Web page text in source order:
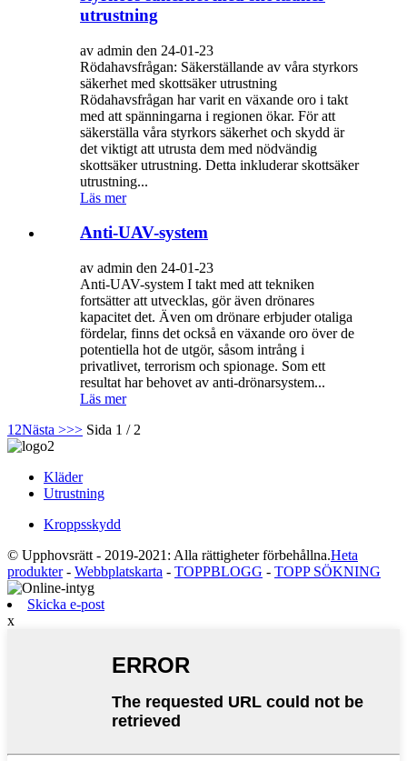
utrustning
av admin den 24-01-23
Rödahavsfrågan: Säkerställande av våra styrkors
säkerhet med skottsäker utrustning
Rödahavsfrågan har varit en växande oro i takt
med att spänningarna i regionen ökar. För att
säkerställa våra styrkors säkerhet och skydd är
det viktigt att utrusta dem med nödvändig
skottsäker utrustning. Detta inkluderar skottsäker
utrustning...
Läs mer
Anti-UAV-system
av admin den 24-01-23
Anti-UAV-system I takt med att tekniken
fortsätter att utvecklas, gör även drönares
kapacitet det. Även om drönare erbjuder otaliga
fördelar, finns det också en växande oro över de
potentiella hot de utgör, såsom intrång i
privatlivet, terrorism och spionage. Som ett
resultat har behovet av anti-drönarsystem...
Läs mer
1 2Nästa >>> Sida 1 / 2
Kläder
Utrustning
Kroppsskydd
© Upphovsrätt - 2019-2021: Alla rättigheter förbehållna.Heta
produkter- Webbplatskarta - TOPPBLOGG - TOPP SÖKNING
Skicka e-post
x